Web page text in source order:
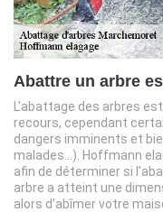
Abattre un arbre
L'abattage des arbres
recours, cependant
dangers imminents et
malades…). Hoffmann
afin de déterminer si
arbre a atteint une
alors d’abîmer votre